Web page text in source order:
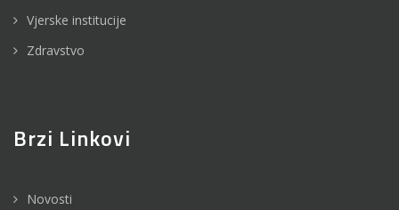
Vjerske institucije
Zdravstvo
Brzi Linkovi
Novosti